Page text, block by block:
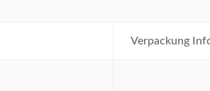
Verpackung